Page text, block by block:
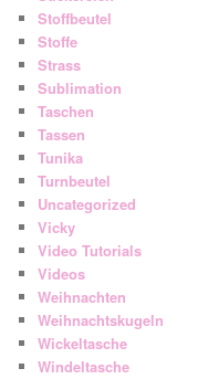
Stoffbeutel
Stoffe
Strass
Sublimation
Taschen
Tassen
Tunika
Turnbeutel
Uncategorized
Vicky
Video Tutorials
Videos
Weihnachten
Weihnachtskugeln
Wickeltasche
Windeltasche